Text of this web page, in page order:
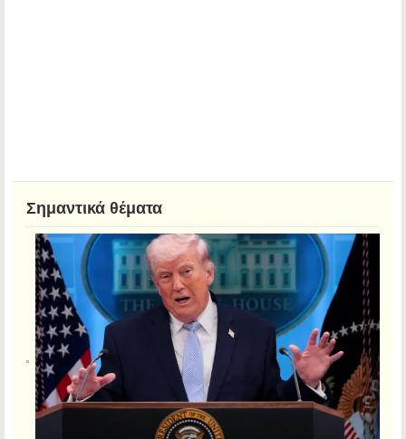
Σημαντικά θέματα